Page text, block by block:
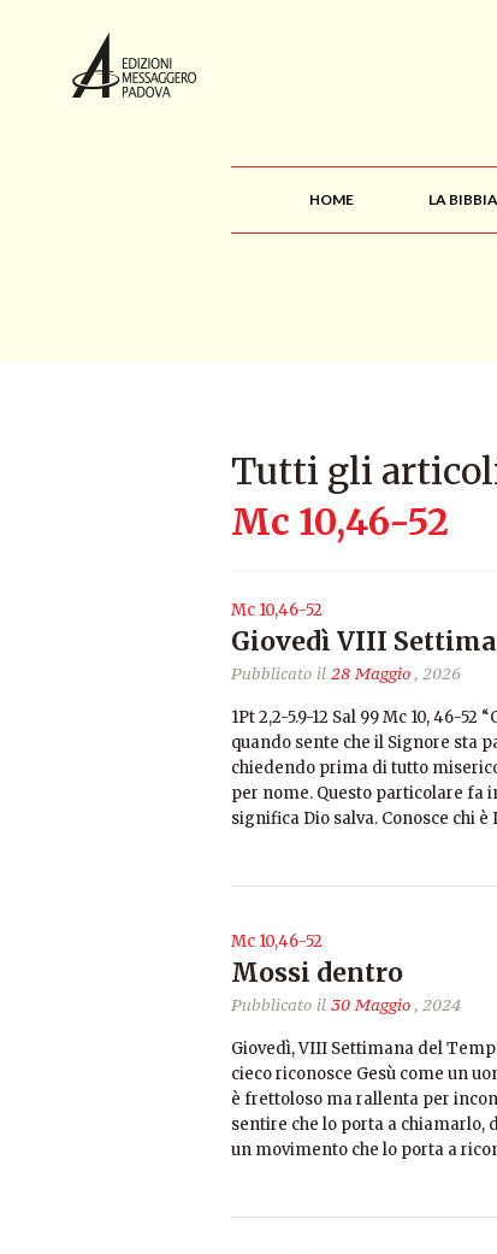
HOME LA BIBBIA
Tutti gli
Mc 10,46-52
Mc 10,46-52
Giovedì VIII
Pubblicato il 28 Maggio, 2026
1Pt 2,2-5.9-12 Sal 99 Mc 10, 46-52
quando sente che il Signore sta
chiedendo prima di tutto
per nome. Questo particolare fa
significa Dio salva. Conosce chi è
Mc 10,46-52
Mossi dentro
Pubblicato il 30 Maggio, 2024
Giovedì, VIII Settimana del
cieco riconosce Gesù come un
è frettoloso ma rallenta per
sentire che lo porta a chiamarlo,
un movimento che lo porta a